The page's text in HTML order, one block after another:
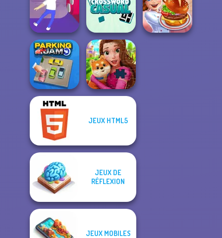
Jigsaw Puzzle
XMas
Bouncing Chick
Save Baby
Capybaras: Pull
Pin
Balance It
Casual
Crossword
Parking Jam
JEUX HTML5
JEUX DE
RÉFLEXION
JEUX MOBILES